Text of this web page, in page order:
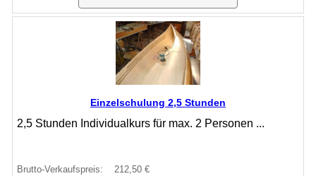
Einzelschulung 2,5 Stunden
2,5 Stunden Individualkurs für max. 2 Personen ...
Brutto-Verkaufspreis: 212,50 €